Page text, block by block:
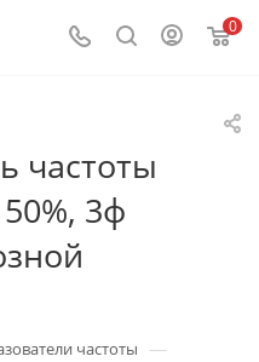
0
частоты
3ф
частоты —